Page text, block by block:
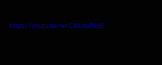
https://youtu.be/wnCWLbuRk5E